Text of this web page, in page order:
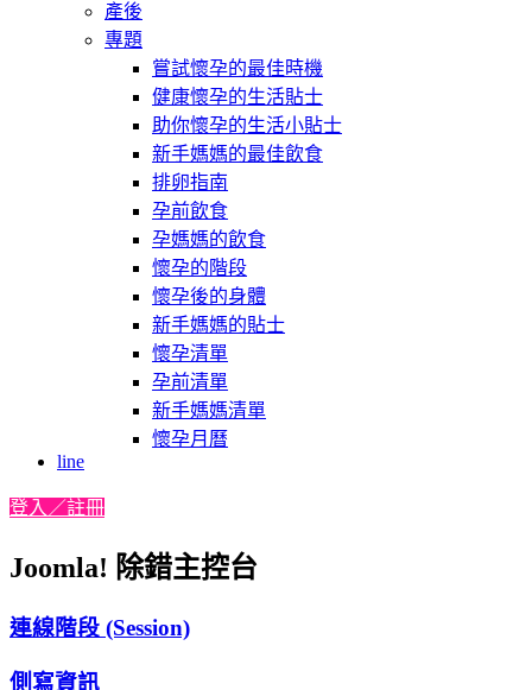
產後
專題
嘗試懷孕的最佳時機
健康懷孕的生活貼士
助你懷孕的生活小貼士
新手媽媽的最佳飲食
排卵指南
孕前飲食
孕媽媽的飲食
懷孕的階段
懷孕後的身體
新手媽媽的貼士
懷孕清單
孕前清單
新手媽媽清單
懷孕月曆
line
登入／註冊
Joomla! 除錯主控台
連線階段 (Session)
側寫資訊